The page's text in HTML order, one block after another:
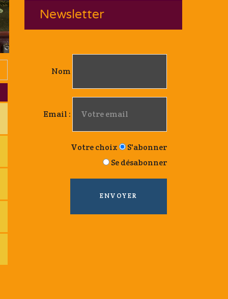
Newsletter
Nom
Email :
Votre choix
S'abonner
Se désabonner